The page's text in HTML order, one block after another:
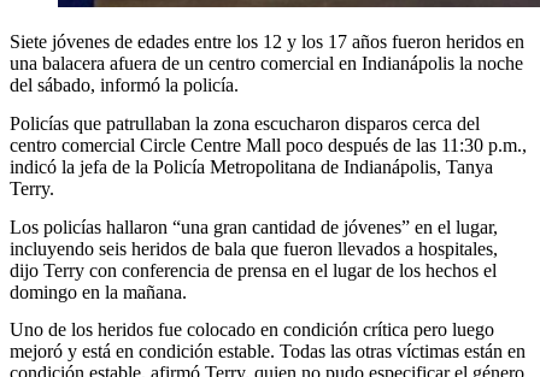
Siete jóvenes de edades entre los 12 y los 17 años fueron heridos en
una balacera afuera de un centro comercial en Indianápolis la noche
del sábado, informó la policía.
Policías que patrullaban la zona escucharon disparos cerca del
centro comercial Circle Centre Mall poco después de las 11:30 p.m.,
indicó la jefa de la Policía Metropolitana de Indianápolis, Tanya
Terry.
Los policías hallaron “una gran cantidad de jóvenes” en el lugar,
incluyendo seis heridos de bala que fueron llevados a hospitales,
dijo Terry con conferencia de prensa en el lugar de los hechos el
domingo en la mañana.
Uno de los heridos fue colocado en condición crítica pero luego
mejoró y está en condición estable. Todas las otras víctimas están en